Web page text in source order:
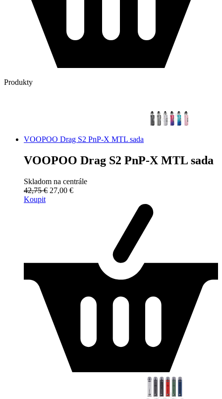
Produkty
VOOPOO Drag S2 PnP-X MTL sada
VOOPOO Drag S2 PnP-X MTL sada
Skladom na centrále
42,75 € 27,00 €
Koupit